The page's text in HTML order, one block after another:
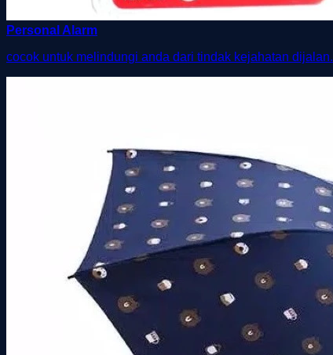
Personal Alarm
cocok untuk melindungi anda dari tindak kejahatan dijalan.